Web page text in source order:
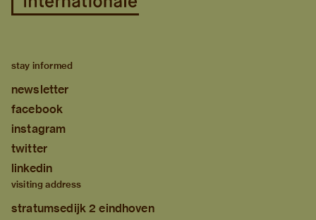
stay informed
newsletter
facebook
instagram
twitter
linkedin
visiting address
stratumsedijk 2 eindhoven